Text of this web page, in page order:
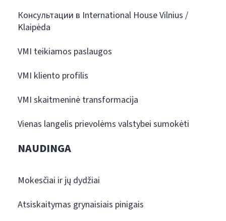
Консультации в International House Vilnius /
Klaipėda
VMI teikiamos paslaugos
VMI kliento profilis
VMI skaitmeninė transformacija
Vienas langelis prievolėms valstybei sumokėti
NAUDINGA
Mokesčiai ir jų dydžiai
Atsiskaitymas grynaisiais pinigais